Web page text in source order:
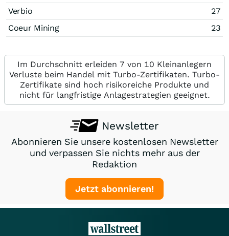
Verbio
27
Coeur Mining
23
Im Durchschnitt erleiden 7 von 10 Kleinanlegern
Verluste beim Handel mit Turbo-Zertifikaten. Turbo-
Zertifikate sind hoch risikoreiche Produkte und
nicht für langfristige Anlagestrategien geeignet.
Newsletter
Abonnieren Sie unsere kostenlosen Newsletter
und verpassen Sie nichts mehr aus der
Redaktion
Jetzt abonnieren!